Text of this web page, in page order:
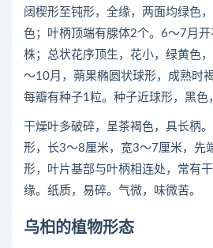
阔楔形至钝形，全缘，两面均绿色
色；叶柄顶端有腺体2个。6～7月开
株；总状花序顶生，花小，绿黄色
～10月，蒴果椭圆状球形，成熟时
每瓣有种子1粒。种子近球形，黑色
干燥叶多破碎，呈茶褐色，具长柄
形，长3～8厘米，宽3～7厘米，先
形，叶片基部与叶柄相连处，常有
缘。纸质，易碎。气微，味微苦。
乌桕的植物形态